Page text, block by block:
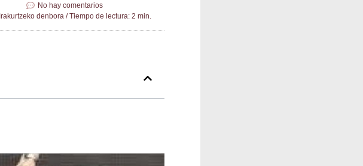
No hay comentarios
Irakurtzeko denbora / Tiempo de lectura: 2 min.